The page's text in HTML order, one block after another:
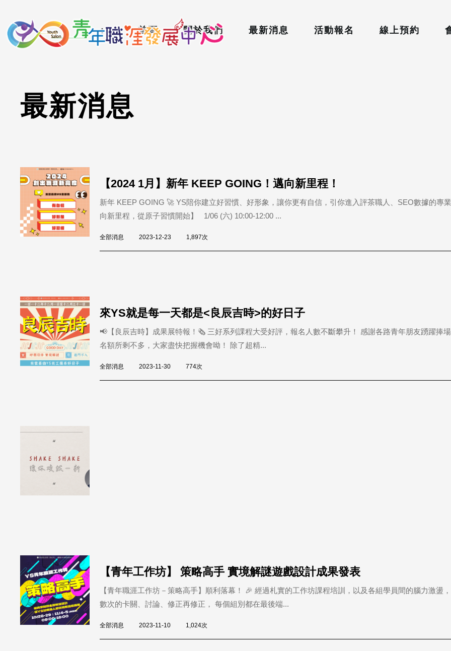
要
內
::: 首頁 關於我們 最新消息 活動報名 線上預約
最新消息
【2024 1月】新年 KEEP GOING！邁向新里程！
新年 KEEP GOING 🚀 YS陪你建立好習慣、好形象，讓你更有自信，引你進入評茶職人、SEO數據的專
向新里程，從原子習慣開始】 1/06 (六) 10:00-12:00 ...
全部消息 2023-12-23 1,897次
來YS就是每一天都是<良辰吉時>的好日子
📢【良辰吉時】成果展特報！🗞️ 三好系列課程大受好評，報名人數不斷攀升！ 感謝各路青年朋友踴躍捧場
名額所剩不多，大家盡快把握機會呦！ 除了超精...
全部消息 2023-11-30 774次
【青年工作坊】 策略高手 實境解謎遊戲設計成果發表
【青年職涯工作坊－策略高手】順利落幕！ 🎉 經過札實的工作坊課程培訓，以及各組學員間的腦力激盪
數次的卡關、討論、修正再修正， 每個組別都在最後端...
全部消息 2023-11-10 1,024次